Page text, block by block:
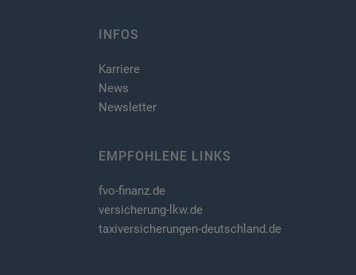
INFOS
Karriere
News
Newsletter
EMPFOHLENE LINKS
fvo-finanz.de
versicherung-lkw.de
taxiversicherungen-deutschland.de